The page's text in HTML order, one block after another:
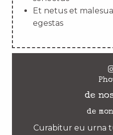
Et netus et
egestas
de
de
Curabitur eu urna